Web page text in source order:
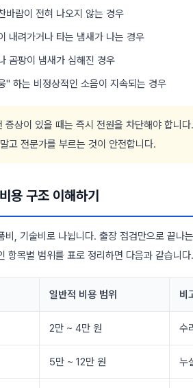
바람이 전혀 나오지 않는 경우
내려가거나 타는 냄새가 나는 경우
곰팡이 냄새가 심해진 경우
" 하는 비정상적인 소음이 지속되는 경우
증상이 있을 때는 즉시 전원을 차단해야 합니
고 전문가를 부르는 것이 안전합니다.
용 구조 이해하기
비, 기술비로 나뉩니다. 출장 점검만으로 끝나
항목별 범위를 표로 정리하면 다음과 같습니다.
일반적 비용 범위 비
2만 ~ 4만 원 수
5만 ~ 12만 원 누